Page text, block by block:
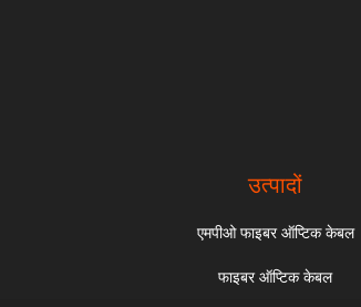
उत्पादों
एमपीओ फाइबर ऑप्टिक केबल
फाइबर ऑप्टिक केबल